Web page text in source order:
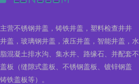
营不锈钢井盖，铸铁井盖，塑料检查井井
盖，玻璃钢井盖，液压井盖，智能井盖，水
混凝土排水沟、集水井、路缘石、并配套不
板（缝隙式盖板、不锈钢盖板、镀锌钢盖
铁盖板等）。